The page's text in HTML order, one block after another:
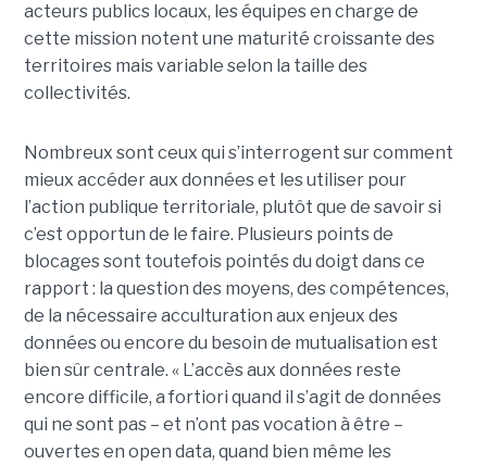
acteurs publics locaux, les équipes en charge de
cette mission notent une maturité croissante des
territoires mais variable selon la taille des
collectivités.
Nombreux sont ceux qui s’interrogent sur comment
mieux accéder aux données et les utiliser pour
l’action publique territoriale, plutôt que de savoir si
c’est opportun de le faire. Plusieurs points de
blocages sont toutefois pointés du doigt dans ce
rapport : la question des moyens, des compétences,
de la nécessaire acculturation aux enjeux des
données ou encore du besoin de mutualisation est
bien sûr centrale. « L’accès aux données reste
encore difficile, a fortiori quand il s’agit de données
qui ne sont pas – et n’ont pas vocation à être –
ouvertes en open data, quand bien même les